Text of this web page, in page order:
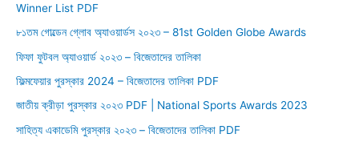
f
o
r
:
Winner List PDF
৮১তম গোল্ডেন গ্লোব অ্যাওয়ার্ডস ২০২৩ – 81st Golden Globe Awards
ফিফা ফুটবল অ্যাওয়ার্ড ২০২৩ – বিজেতাদের তালিকা
ফিল্মফেয়ার পুরস্কার 2024 – বিজেতাদের তালিকা PDF
জাতীয় ক্রীড়া পুরস্কার ২০২৩ PDF | National Sports Awards 2023
সাহিত্য একাডেমি পুরস্কার ২০২৩ – বিজেতাদের তালিকা PDF